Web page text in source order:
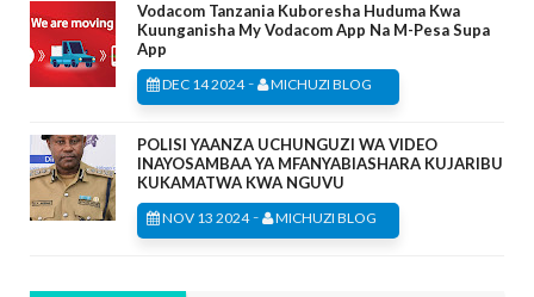
Vodacom Tanzania Kuboresha Huduma Kwa
Kuunganisha My Vodacom App Na M-Pesa Supa
App
DEC 14 2024- MICHUZI BLOG
POLISI YAANZA UCHUNGUZI WA VIDEO
INAYOSAMBAA YA MFANYABIASHARA KUJARIBU
KUKAMATWA KWA NGUVU
NOV 13 2024- MICHUZI BLOG